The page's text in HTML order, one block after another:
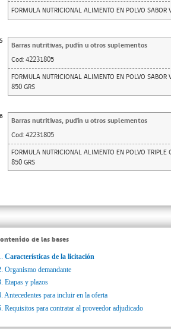
FORMULA NUTRICIONAL ALIMENTO EN POLVO
Barras nutritivas, pudín u otros suplementos
Cod: 42231805
FORMULA NUTRICIONAL ALIMENTO EN POLVO
850 GRS
Barras nutritivas, pudín u otros suplementos
Cod: 42231805
FORMULA NUTRICIONAL ALIMENTO EN POLVO TRIPLE
850 GRS
de las bases
Características de la licitación
Organismo demandante
Etapas y plazos
Antecedentes para incluir en la oferta
Requisitos para contratar al proveedor adjudicado